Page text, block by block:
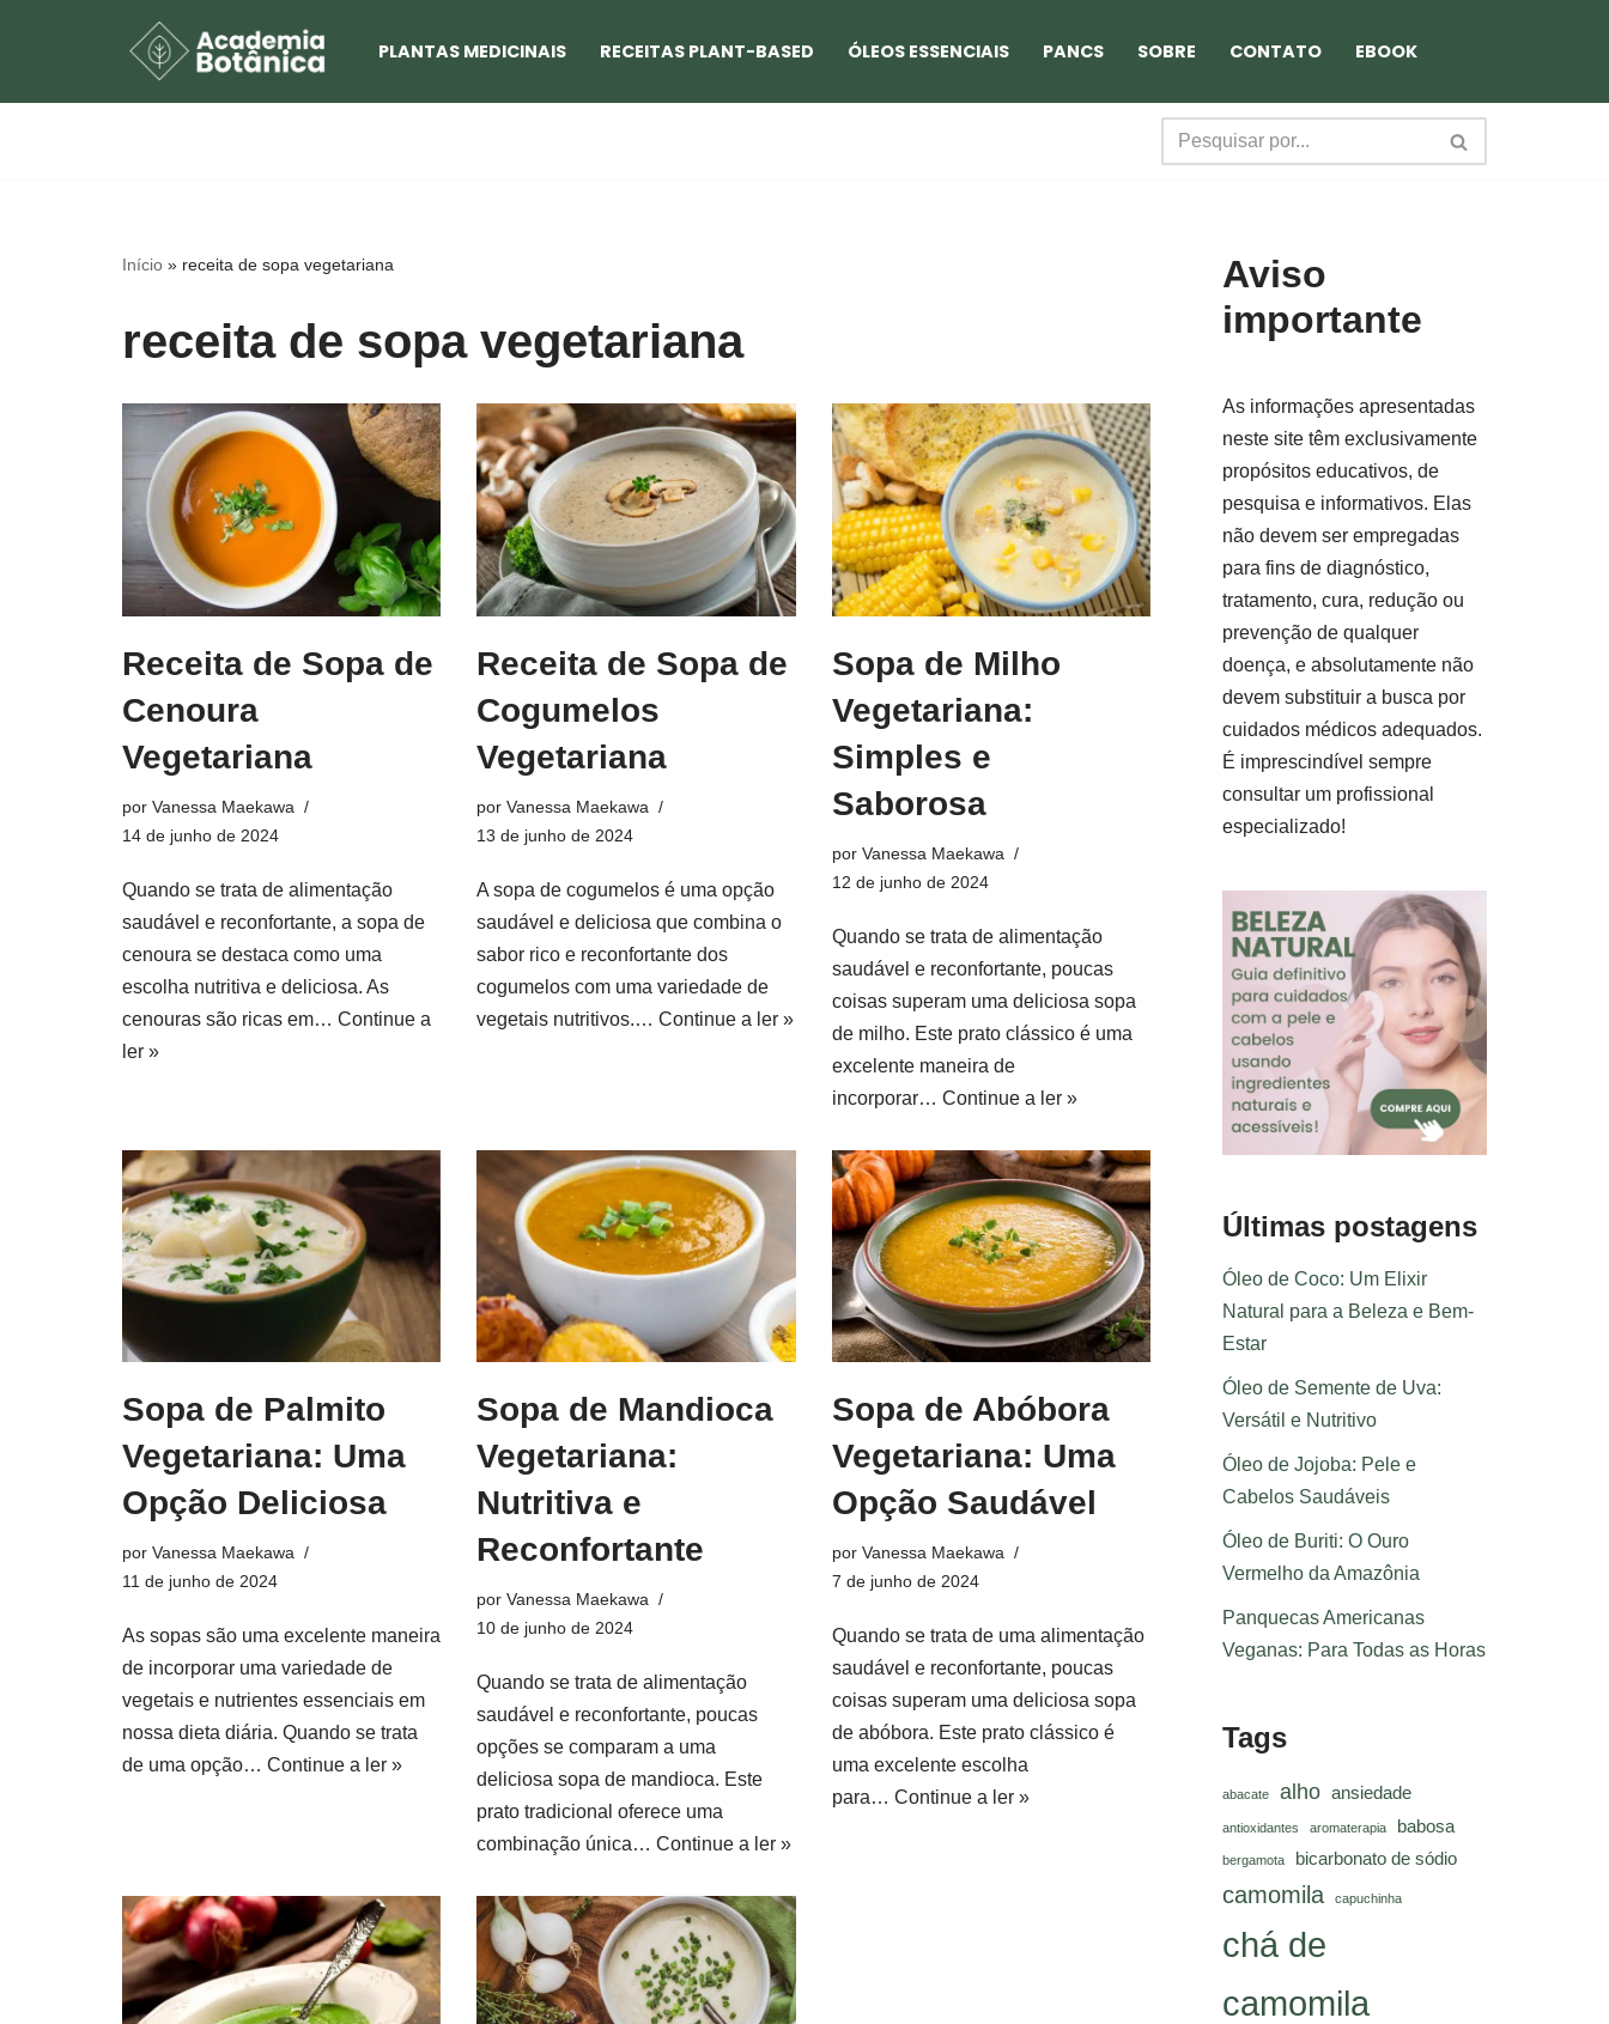
para
PLANTAS MEDICINAIS RECEITAS PLANT-BASED ÓLEOS ESSENCIAIS PANCS SOBRE CONTATO EBOOK
Início » receita de sopa vegetariana
receita de sopa vegetariana
Receita de Sopa de
Cenoura
Vegetariana
por Vanessa Maekawa
14 de junho de 2024
Quando se trata de alimentação
saudável e reconfortante, a sopa de
cenoura se destaca como uma
escolha nutritiva e deliciosa. As
cenouras são ricas em… Continue a
ler »
Receita de Sopa de
Cogumelos
Vegetariana
porVanessa Maekawa
13 de junho de 2024
A sopa de cogumelos é uma opção
saudável e deliciosa que combina o
sabor rico e reconfortante dos
cogumelos com uma variedade de
vegetais nutritivos.…Continue a ler »
Sopa de Milho
Vegetariana:
Simples e
Saborosa
por Vanessa Maekawa
12 de junho de 2024
Quando se trata de alimentação
saudável e reconfortante, poucas
coisas superam uma deliciosa sopa
de milho. Este prato clássico é uma
excelente maneira de
incorporar… Continue a ler »
Sopa de Palmito
Vegetariana: Uma
Opção Deliciosa
por Vanessa Maekawa
11 de junho de 2024
As sopas são uma excelente maneira
de incorporar uma variedade de
vegetais e nutrientes essenciais em
nossa dieta diária. Quando se trata
de uma opção… Continue a ler »
Sopa de Mandioca
Vegetariana:
Nutritiva e
Reconfortante
porVanessa Maekawa
10 de junho de 2024
Quando se trata de alimentação
saudável e reconfortante, poucas
opções se comparam a uma
deliciosa sopa de mandioca. Este
prato tradicional oferece uma
combinação única…Continue a ler »
Sopa de Abóbora
Vegetariana: Uma
Opção Saudável
por Vanessa Maekawa
7 de junho de 2024
Quando se trata de uma alimentação
saudável e reconfortante, poucas
coisas superam uma deliciosa sopa
de abóbora. Este prato clássico é
uma excelente escolha
para… Continue a ler »
Aviso
importante
As informações apresentadas
neste site têm exclusivamente
propósitos educativos, de
pesquisa e informativos. Elas
não devem ser empregadas
para fins de diagnóstico,
tratamento, cura, redução ou
prevenção de qualquer
doença, e absolutamente não
devem substituir a busca por
cuidados médicos adequados.
É imprescindível sempre
consultar um profissional
especializado!
Últimas postagens
Óleo de Coco: Um Elixir
Natural para a Beleza e Bem-
Estar
Óleo de Semente de Uva:
Versátil e Nutritivo
Óleo de Jojoba: Pele e
Cabelos Saudáveis
Óleo de Buriti: O Ouro
Vermelho da Amazônia
Panquecas Americanas
Veganas: Para Todas as Horas
Tags
abacate alho ansiedade
antioxidantes aromaterapia babosa
bergamota bicarbonato de sódio
camomila capuchinha
chá de
camomila